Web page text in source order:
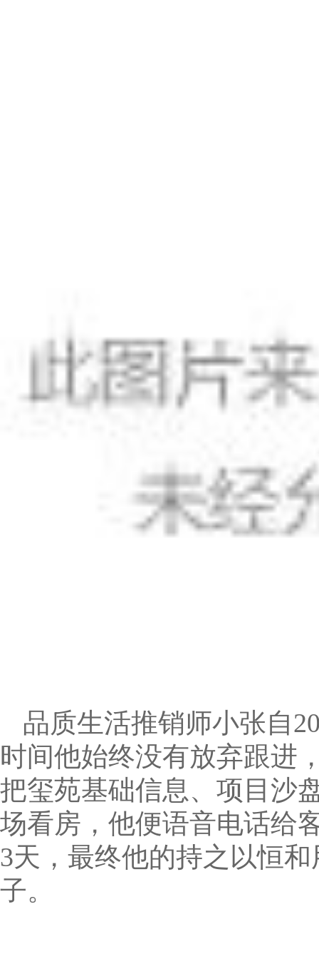
品质生活推销师小张自
时间他始终没有放弃跟进
把玺苑基础信息、项目沙
场看房，他便语音电话给
3天，最终他的持之以恒
子。